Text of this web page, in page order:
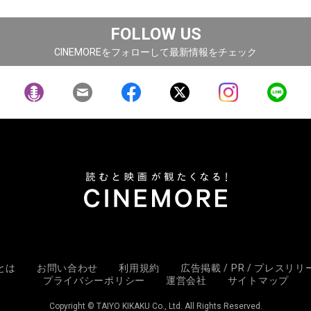
FOLLOW US
CINEMOREをフォローして最新情報をチェック
は お問い合わせ 利用規約
広告掲載 / PR / プレスリリ
プライバシーポリシー
運営会社 サイトマップ
Copyright © TAIYO KIKAKU Co., Ltd. All Rights Reserved.